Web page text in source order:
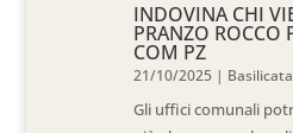
INDOVINA CHI
PRANZO ROCCO
COM PZ
21/10/2025 |
Gli uffici comunali